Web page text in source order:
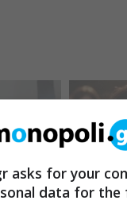
asks for your
data for the